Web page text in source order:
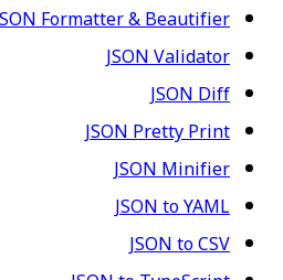
Formatter & Beautifier
JSON Validator
JSON Diff
JSON Pretty Print
JSON Minifier
JSON to YAML
JSON to CSV